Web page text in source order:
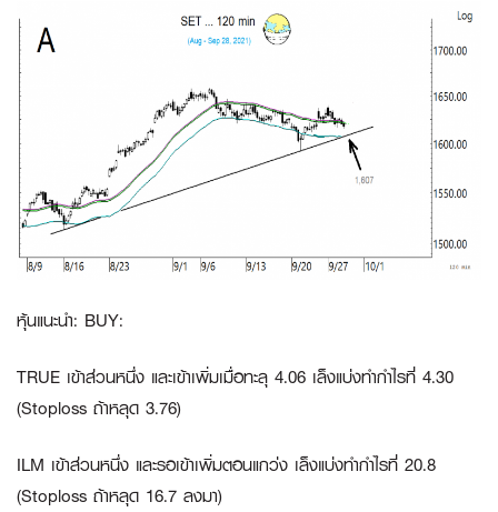
หุ้นแนะนำ: BUY:
TRUE เข้าส่วนหนึ่ง และเข้าเพิ่มเมื่อทะลุ 4.06 เล็งแบ่งทำกำไรที่ 4.30
(Stoploss ถ้าหลุด 3.76)
ILM เข้าส่วนหนึ่ง และรอเข้าเพิ่มตอนแกว่ง เล็งแบ่งทำกำไรที่ 20.8
(Stoploss ถ้าหลุด 16.7 ลงมา)